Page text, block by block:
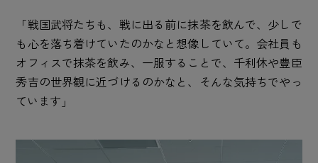
「戦国武将たちも、戦に出る前に抹茶を飲んで、少しで
も心を落ち着けていたのかなと想像していて。会社員も
オフィスで抹茶を飲み、一服することで、千利休や豊臣
秀吉の世界観に近づけるのかなと、そんな気持ちでやっ
ています」